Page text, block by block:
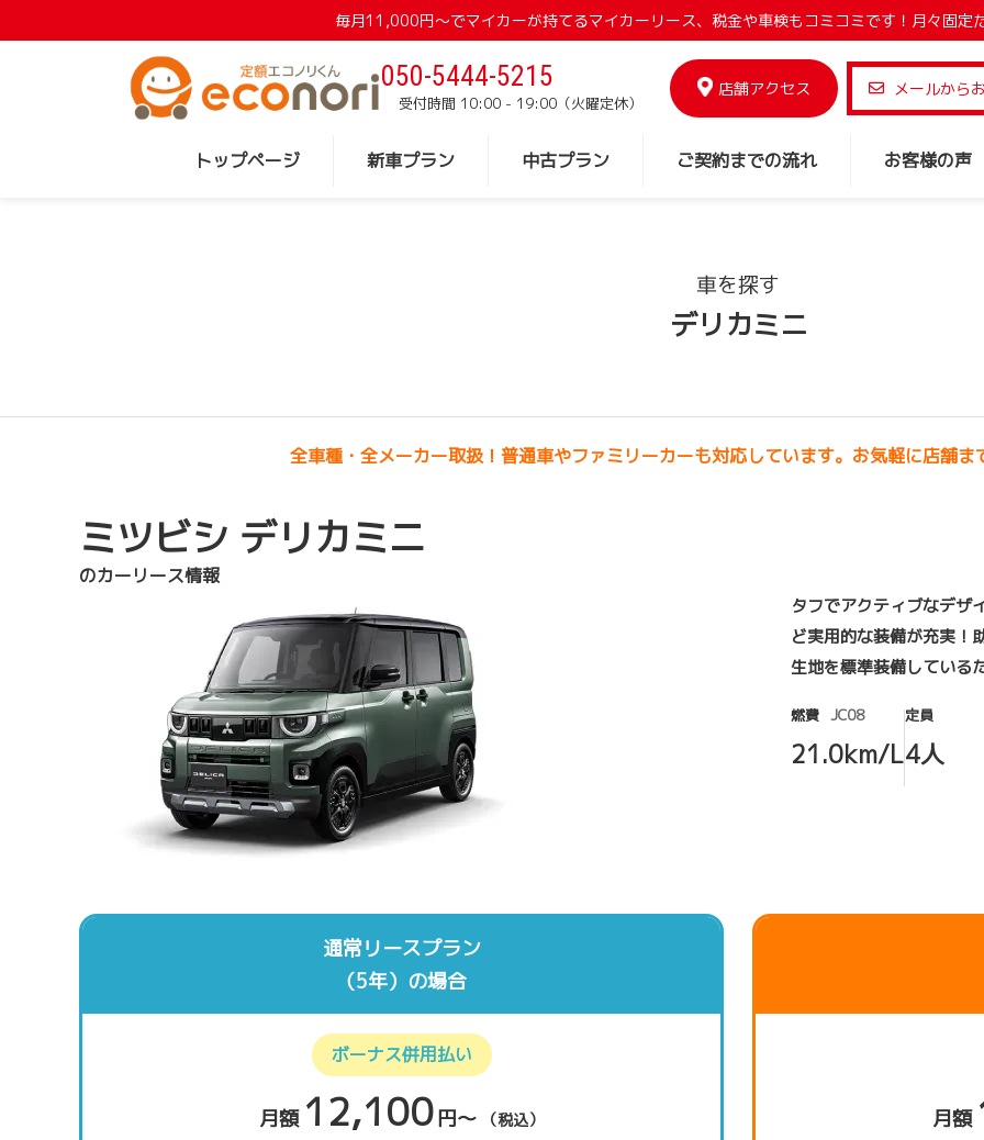
毎月11,000円〜でマイカーが持てるマイカーリース、税金や車検もコミコミです！月々固定
050-5444-5215
受付時間 10:00 - 19:00（火曜定休）
店舗アクセス メールから
トップページ 新車プラン 中古プラン ご契約までの流れ お客様の声
車を探す
デリカミニ
全車種・全メーカー取扱！普通車やファミリーカーも対応しています。お気軽に店舗
ミツビシ デリカミニ
のカーリース情報
タフでアクティブなデザ
ど実用的な装備が充実！
生地を標準装備している
燃費 JC08
21.0km/L
定員
4人
通常リースプラン
（5年）の場合
ボーナス併用払い
月額 12,100 円〜 （税込） 月額